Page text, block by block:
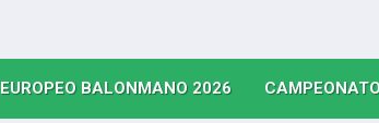
EUROPEO BALONMANO 2026(CURRENT)